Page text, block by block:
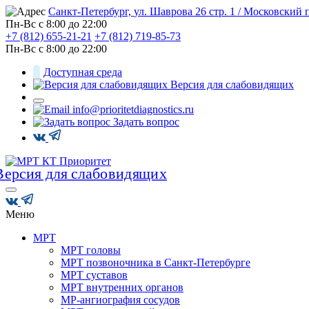
Санкт-Петербург, ул. Шаврова 26 стр. 1 / Московский
Пн-Вс с 8:00 до 22:00
+7 (812) 655-21-21 +7 (812) 719-85-73
Пн-Вс с 8:00 до 22:00
Доступная среда
Версия для слабовидящих
info@prioritetdiagnostics.ru
Задать вопрос
Меню
МРТ
МРТ головы
МРТ позвоночника в Санкт-Петербурге
МРТ суставов
МРТ внутренних органов
МР-ангиография сосудов